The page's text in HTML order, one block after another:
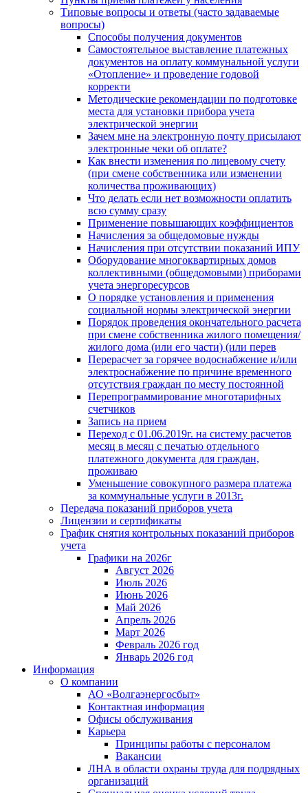
Типовые вопросы и ответы (часто задаваемые
вопросы)
Способы получения документов
Самостоятельное выставление платежных
документов на оплату коммунальной услуги
«Отопление» и проведение годовой
корректи
Методические рекомендации по подготовке
места для установки прибора учета
электрической энергии
Зачем мне на электронную почту присылают
электронные чеки об оплате?
Как внести изменения по лицевому счету
(при смене собственника или изменении
количества проживающих)
Что делать если нет возможности оплатить
всю сумму сразу
Применение повышающих коэффициентов
Начисления за общедомовые нужды
Начисления при отсутствии показаний ИПУ
Оборудование многоквартирных домов
коллективными (общедомовыми) приборами
учета энергоресурсов
О порядке установления и применения
социальной нормы электрической энергии
Порядок проведения окончательного расчета
при смене собственника жилого помещения/
жилого дома (или его части) (или перев
Перерасчет за горячее водоснабжение и/или
электроснабжение по причине временного
отсутствия граждан по месту постоянной
Перепрограммирование многотарифных
счетчиков
Запись на прием
Переход с 01.06.2019г. на систему расчетов
месяц в месяц с печатью отдельного
платежного документа для граждан,
проживаю
Уменьшение совокупного размера платежа
за коммунальные услуги в 2013г.
Передача показаний приборов учета
Лицензии и сертификаты
График снятия контрольных показаний приборов
учета
Графики на 2026г
Август 2026
Июль 2026
Июнь 2026
Май 2026
Апрель 2026
Март 2026
Февраль 2026 год
Январь 2026 год
Информация
О компании
АО «Волгаэнергосбыт»
Контактная информация
Офисы обслуживания
Карьера
Принципы работы с персоналом
Вакансии
ЛНА в области охраны труда для подрядных
организаций